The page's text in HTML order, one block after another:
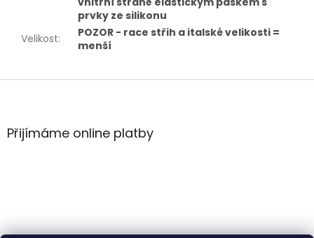
prvky ze silikonu
Velikost:
POZOR - race střih a italské velikosti =
menší
Z
aPřijímáme online platby